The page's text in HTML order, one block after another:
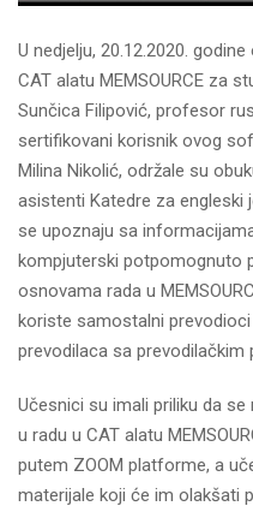
U nedjelju, 20.12.2020.
CAT alatu MEMSOURCE za
Sunčica Filipović, profesor
sertifikovani korisnik ovog
Milina Nikolić, održale su
asistenti Katedre za engleski
se upoznaju sa
kompjuterski potpomognuto
osnovama rada u
koriste samostalni
prevodilaca sa prevodilačkim
Učesnici su imali priliku da
u radu u CAT alatu
putem ZOOM platforme, a
materijale koji će im olakšati